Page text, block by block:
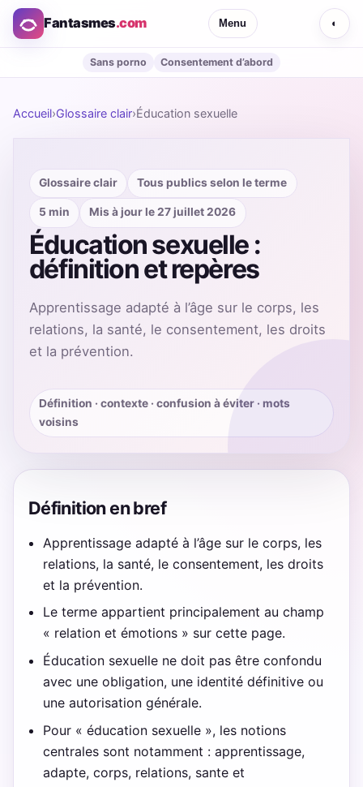
Fantasmes.com Menu ◐
Sans porno Consentement d’abord
Accueil›Glossaire clair›Éducation sexuelle
Glossaire clair Tous publics selon le terme
5 min Mis à jour le 27 juillet 2026
Éducation sexuelle :
définition et repères
Apprentissage adapté à l’âge sur le corps, les
relations, la santé, le consentement, les droits
et la prévention.
Définition · contexte · confusion à éviter · mots
voisins
Définition en bref
Apprentissage adapté à l’âge sur le corps, les
relations, la santé, le consentement, les droits
et la prévention.
Le terme appartient principalement au champ
« relation et émotions » sur cette page.
Éducation sexuelle ne doit pas être confondu
avec une obligation, une identité définitive ou
une autorisation générale.
Pour « éducation sexuelle », les notions
centrales sont notamment : apprentissage,
adapte, corps, relations, sante et